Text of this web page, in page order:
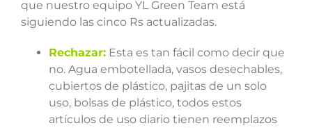
que nuestro equipo YL Green Team está
siguiendo las cinco Rs actualizadas.
Rechazar: Esta es tan fácil como decir que
no. Agua embotellada, vasos desechables,
cubiertos de plástico, pajitas de un solo
uso, bolsas de plástico, todos estos
artículos de uso diario tienen reemplazos